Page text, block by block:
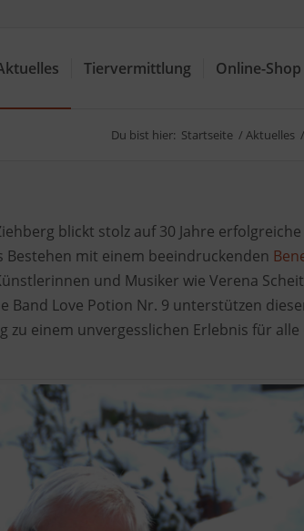
Tiervermittlung Online-Shop
Du bist hier: Startseite / Aktuelles /
blickt stolz auf 30 Jahre
Bestehen mit einem beeindruckenden
und Musiker wie Verena
Love Potion Nr. 9 unterstützen
einem unvergesslichen Erlebnis für alle